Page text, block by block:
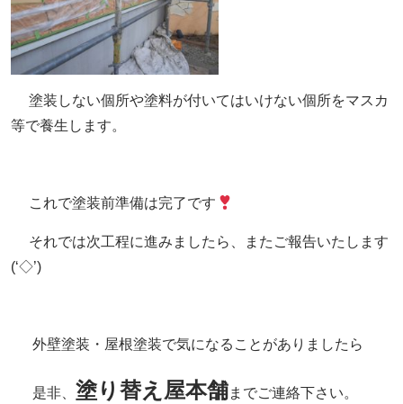
塗装しない個所や塗料が付いてはいけない個所をマスカ
等で養生します。
これで塗装前準備は完了です
それでは次工程に進みましたら、またご報告いたします
(‘◇’)ゞ
外壁塗装・屋根塗装で気になることがありましたら
是非、 塗り替え屋本舗までご連絡下さい。